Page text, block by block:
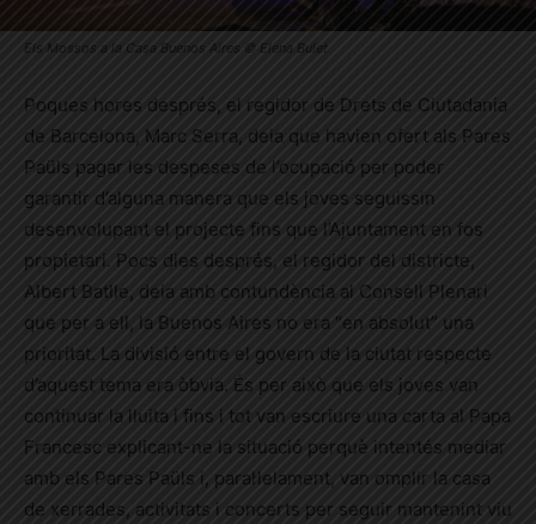
Els Mossos a la Casa Buenos Aires © Elena Bulet
Poques hores després, el regidor de Drets de Ciutadania
de Barcelona, Marc Serra, deia que havien ofert als Pares
Paüls pagar les despeses de l’ocupació per poder
garantir d’alguna manera que els joves seguissin
desenvolupant el projecte fins que l’Ajuntament en fos
propietari. Pocs dies després, el regidor del districte,
Albert Batlle, deia amb contundència al Consell Plenari
que per a ell, la Buenos Aires no era “en absolut” una
prioritat. La divisió entre el govern de la ciutat respecte
d’aquest tema era òbvia. És per això que els joves van
continuar la lluita i fins i tot van escriure una carta al Papa
Francesc explicant-ne la situació perquè intentés mediar
amb els Pares Paüls i, paral·lelament, van omplir la casa
de xerrades, activitats i concerts per seguir mantenint viu